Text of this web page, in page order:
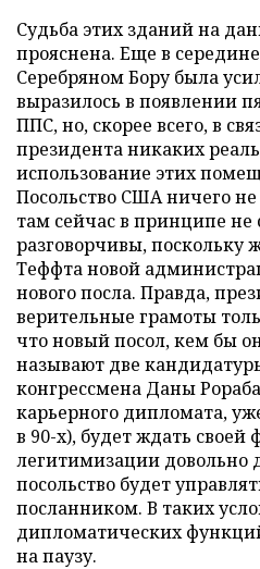
Судьба этих зданий на
прояснена. Еще в
Серебряном Бору была
выразилось в появлении
ППС, но, скорее всего, в
президента никаких
использование этих
Посольство США ничего
там сейчас в принципе
разговорчивы, поскольку
Теффта новой
нового посла. Правда,
верительные грамоты
что новый посол, кем бы
называют две
конгрессмена Даны
карьерного дипломата,
в 90-х), будет ждать своей
легитимизации довольно
посольство будет
посланником. В таких
дипломатических
на паузу.